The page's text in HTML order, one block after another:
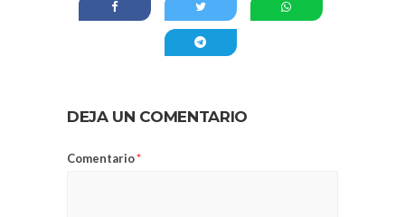
DEJA UN COMENTARIO
Comentario*